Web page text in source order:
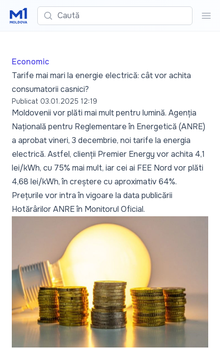
Caută
Economic
Tarife mai mari la energie electrică: cât vor achita
consumatorii casnici?
Publicat 03.01.2025 12:19
Moldovenii vor plăti mai mult pentru lumină. Agenția
Națională pentru Reglementare în Energetică (ANRE)
a aprobat vineri, 3 decembrie, noi tarife la energia
electrică. Astfel, clienții Premier Energy vor achita 4,1
lei/kWh, cu 75% mai mult, iar cei ai FEE Nord vor plăti
4,68 lei/kWh, în creștere cu aproximativ 64%.
Prețurile vor intra în vigoare la data publicării
Hotărârilor ANRE în Monitorul Oficial.